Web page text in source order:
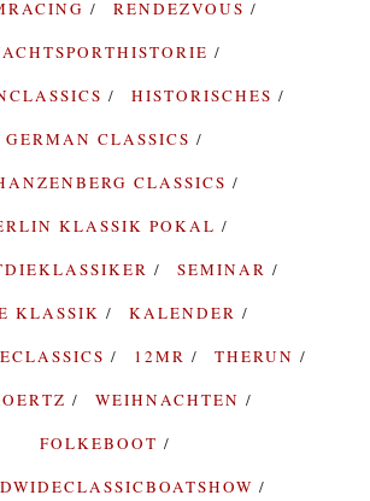
RENDEZVOUS
HISTORISCHES
GERMAN CLASSICS
CLASSICS
KLASSIK POKAL
SEMINAR
KLASSIK
KALENDER
12MR
THERUN
WEIHNACHTEN
FOLKEBOOT